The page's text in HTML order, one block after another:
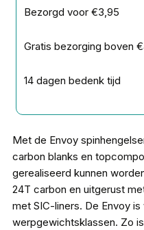
Bezorgd voor €3,95
Gratis bezorging boven
14 dagen bedenk tijd
Met de Envoy
carbon blanks en
gerealiseerd kunnen
24T carbon en uitgerust
met SIC-liners. De Envoy
werpgewichtsklassen. Zo